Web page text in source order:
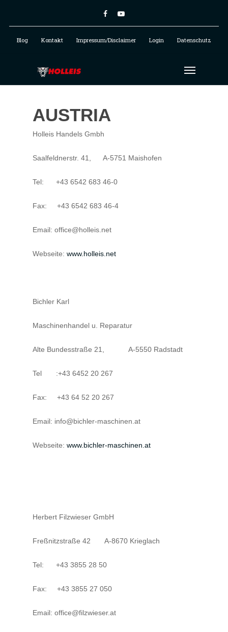
Blog Kontakt Impressum/Disclaimer Login Datenschutz
AUSTRIA
Holleis Handels Gmbh
Saalfeldnerstr. 41, A-5751 Maishofen
Tel: +43 6542 683 46-0
Fax: +43 6542 683 46-4
Email: office@holleis.net
Webseite: www.holleis.net
Bichler Karl
Maschinenhandel u. Reparatur
Alte Bundesstraße 21, A-5550 Radstadt
Tel :+43 6452 20 267
Fax: +43 64 52 20 267
Email: info@bichler-maschinen.at
Webseite: www.bichler-maschinen.at
Herbert Filzwieser GmbH
Freßnitzstraße 42 A-8670 Krieglach
Tel: +43 3855 28 50
Fax: +43 3855 27 050
Email: office@filzwieser.at